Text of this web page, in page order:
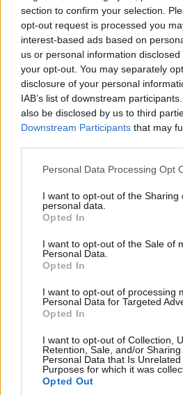
section to confirm your selection.
opt-out request is processed you
interest-based ads based on
us or personal information
your opt-out. You may separately
disclosure of your personal
IAB’s list of downstream
also be disclosed by us to third
Downstream Participants that may
Please note that this website/app
not limited to your visit or usage
grant or deny consent to Google
use your data for below specified
consent section.
Personal Data Processing Opt
I want to opt-out of the Sharing
personal data.
Opted In
I want to opt-out of the Sale of
Personal Data.
Opted In
I want to opt-out of processing
Personal Data for Targeted
Opted In
I want to opt-out of Collection,
Retention, Sale, and/or
Personal Data that Is
Purposes for which it was
Opted Out
Αντίθετος 20·07·2024
Μίλησε και ο αγέλαστος , ο
στελέχη των ΕΝΌΠΛΩΝ
Απαντήστε